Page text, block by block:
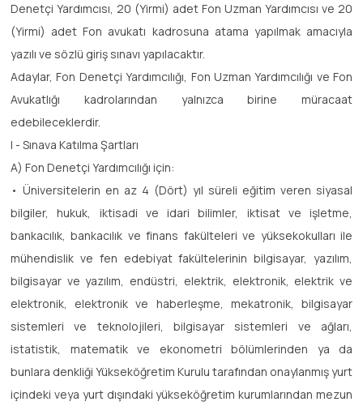
Denetçi Yardımcısı, 20 (Yirmi) adet Fon Uzman Yardımcısı ve 20
(Yirmi) adet Fon avukatı kadrosuna atama yapılmak amacıyla
yazılı ve sözlü giriş sınavı yapılacaktır.
Adaylar, Fon Denetçi Yardımcılığı, Fon Uzman Yardımcılığı ve Fon
Avukatlığı kadrolarından yalnızca birine müracaat
edebileceklerdir.
I - Sınava Katılma Şartları
A) Fon Denetçi Yardımcılığı için:
• Üniversitelerin en az 4 (Dört) yıl süreli eğitim veren siyasal
bilgiler, hukuk, iktisadi ve idari bilimler, iktisat ve işletme,
bankacılık, bankacılık ve finans fakülteleri ve yüksekokulları ile
mühendislik ve fen edebiyat fakültelerinin bilgisayar, yazılım,
bilgisayar ve yazılım, endüstri, elektrik, elektronik, elektrik ve
elektronik, elektronik ve haberleşme, mekatronik, bilgisayar
sistemleri ve teknolojileri, bilgisayar sistemleri ve ağları,
istatistik, matematik ve ekonometri bölümlerinden ya da
bunlara denkliği Yükseköğretim Kurulu tarafından onaylanmış yurt
içindeki veya yurt dışındaki yükseköğretim kurumlarından mezun